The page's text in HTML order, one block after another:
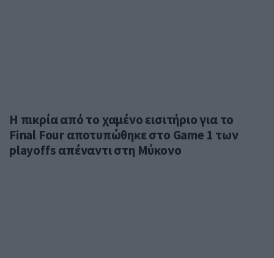
Η πικρία από το χαμένο εισιτήριο για το
Final Four αποτυπώθηκε στο Game 1 των
playoffs απέναντι στη Μύκονο